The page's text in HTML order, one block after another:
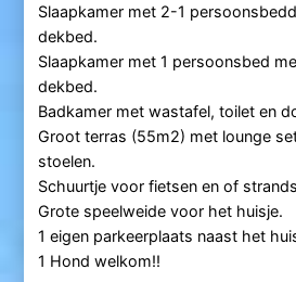
Slaapkamer met 2-1
dekbed.
Slaapkamer met 1 persoonsbed
dekbed.
Badkamer met wastafel, toilet en
Groot terras (55m2) met lounge
stoelen.
Schuurtje voor fietsen en of
Grote speelweide voor het huisje.
1 eigen parkeerplaats naast het
1 Hond welkom!!